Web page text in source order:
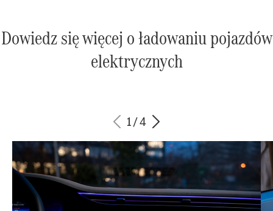
Dowiedz się więcej o ładowaniu pojazdów
elektrycznych
1/4